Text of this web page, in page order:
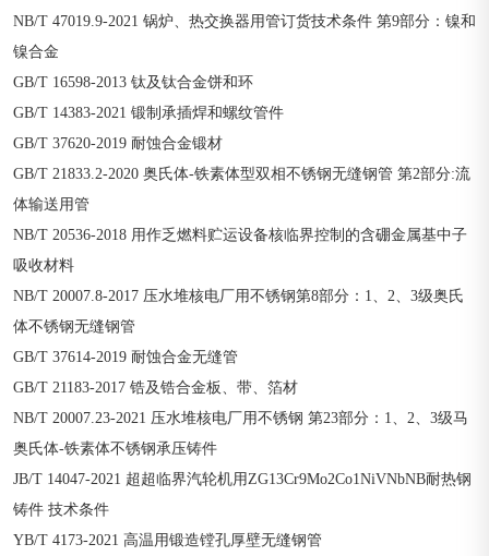
NB/T 47019.9-2021 锅炉、热交换器用管订货技术条件 第9部分：镍和
镍合金
GB/T 16598-2013 钛及钛合金饼和环
GB/T 14383-2021 锻制承插焊和螺纹管件
GB/T 37620-2019 耐蚀合金锻材
GB/T 21833.2-2020 奥氏体-铁素体型双相不锈钢无缝钢管 第2部分:流
体输送用管
NB/T 20536-2018 用作乏燃料贮运设备核临界控制的含硼金属基中子
吸收材料
NB/T 20007.8-2017 压水堆核电厂用不锈钢第8部分：1、2、3级奥氏
体不锈钢无缝钢管
GB/T 37614-2019 耐蚀合金无缝管
GB/T 21183-2017 锆及锆合金板、带、箔材
NB/T 20007.23-2021 压水堆核电厂用不锈钢 第23部分：1、2、3级马
奥氏体-铁素体不锈钢承压铸件
JB/T 14047-2021 超超临界汽轮机用ZG13Cr9Mo2Co1NiVNbNB耐热钢
铸件 技术条件
YB/T 4173-2021 高温用锻造镗孔厚壁无缝钢管